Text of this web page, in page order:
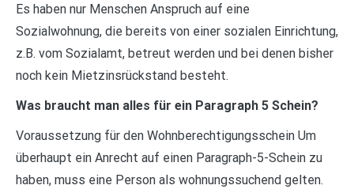
Es haben nur Menschen Anspruch auf eine
Sozialwohnung, die bereits von einer sozialen Einrichtung,
z.B. vom Sozialamt, betreut werden und bei denen bisher
noch kein Mietzinsrückstand besteht.
Was braucht man alles für ein Paragraph 5 Schein?
Voraussetzung für den Wohnberechtigungsschein Um
überhaupt ein Anrecht auf einen Paragraph-5-Schein zu
haben, muss eine Person als wohnungssuchend gelten.